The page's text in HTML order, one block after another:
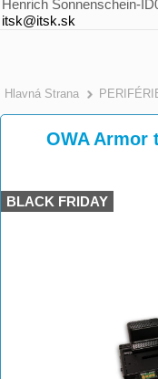
Henrich Sonnenschein-
itsk@itsk.sk
Hlavná Strana
OWA Armor
BLACK FRIDAY